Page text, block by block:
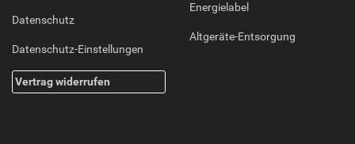
Datenschutz
Datenschutz-Einstellungen
Vertrag widerrufen
Energielabel
Altgeräte-Entsorgung